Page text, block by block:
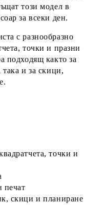
този модел в
за всеки ден.
с разнообразно
точки и празни
подходящ както за
и за скици,
точки и
печат
скици и планиране